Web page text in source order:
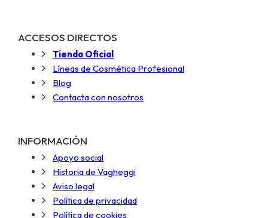
ACCESOS DIRECTOS
Tienda Oficial
Líneas de Cosmética Profesional
Blog
Contacta con nosotros
INFORMACIÓN
Apoyo social
Historia de Vagheggi
Aviso legal
Política de privacidad
Política de cookies